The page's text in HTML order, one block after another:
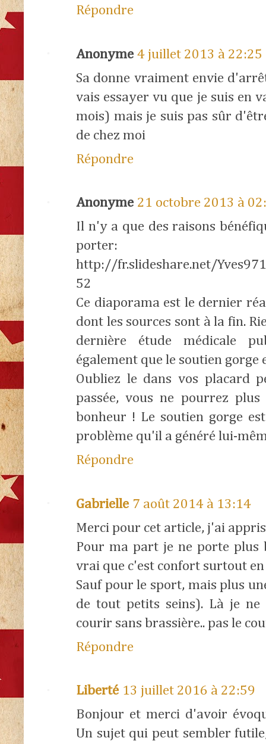
Répondre
Anonyme 4 juillet 2013 à 22:25
Sa donne vraiment envie
vais essayer vu que je suis en
mois) mais je suis pas sûr
de chez moi
Répondre
Anonyme 21 octobre 2013 à
Il n'y a que des raisons
porter:
http://fr.slideshare.net/
52
Ce diaporama est le dernier
dont les sources sont à la fin.
dernière étude médicale
également que le soutien gorge
Oubliez le dans vos placard
passée, vous ne pourrez
bonheur ! Le soutien gorge
problème qu'il a généré lui-
Répondre
Gabrielle 7 août 2014 à 13:14
Merci pour cet article, j'ai appris
Pour ma part je ne porte plus
vrai que c'est confort surtout en
Sauf pour le sport, mais plus
de tout petits seins). Là je
courir sans brassière.. pas le
Répondre
Liberté 13 juillet 2016 à 22:59
Bonjour et merci d'avoir
Un sujet qui peut sembler